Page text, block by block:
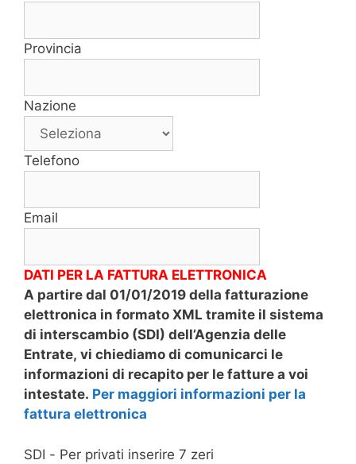
Provincia
Nazione
Telefono
Email
DATI PER LA FATTURA ELETTRONICA
A partire dal 01/01/2019 della fatturazione
elettronica in formato XML tramite il sistema
di interscambio (SDI) dell’Agenzia delle
Entrate, vi chiediamo di comunicarci le
informazioni di recapito per le fatture a voi
intestate. Per maggiori informazioni per la
fattura elettronica
SDI - Per privati inserire 7 zeri